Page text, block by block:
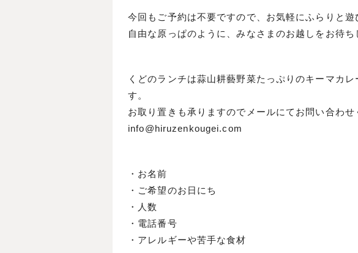
今回もご予約は不要ですので、お気軽にふらりと遊
自由な原っぱのように、みなさまのお越しをお待ち
くどのランチは蒜山耕藝野菜たっぷりのキーマカ
す。
お取り置きも承りますのでメールにてお問い合わせ
info@hiruzenkougei.com
・お名前
・ご希望のお日にち
・人数
・電話番号
・アレルギーや苦手な食材